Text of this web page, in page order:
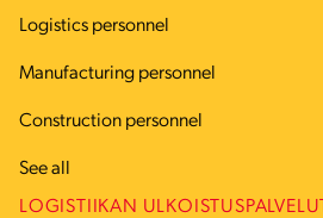
Logistics personnel
Manufacturing personnel
Construction personnel
See all
LOGISTIIKAN ULKOISTUSPALVELUT